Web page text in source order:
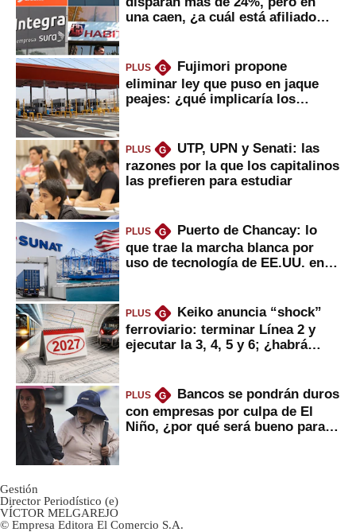
una caen, ¿a cuál está afiliado
PLUS G
Fujimori propone
eliminar ley que puso en jaque
peajes: ¿qué implicaría los
PLUS G
UTP, UPN y Senati: las
razones por la que los capitalinos
las prefieren para estudiar
PLUS G
Puerto de Chancay: lo
que trae la marcha blanca por
uso de tecnología de EE.UU. en
PLUS G
Keiko anuncia “shock”
ferroviario: terminar Línea 2 y
ejecutar la 3, 4, 5 y 6; ¿habrá
PLUS G
Bancos se pondrán duros
con empresas por culpa de El
Niño, ¿por qué será bueno para
Gestión
Director Periodístico (e)
VÍCTOR MELGAREJO
© Empresa Editora El Comercio S.A.